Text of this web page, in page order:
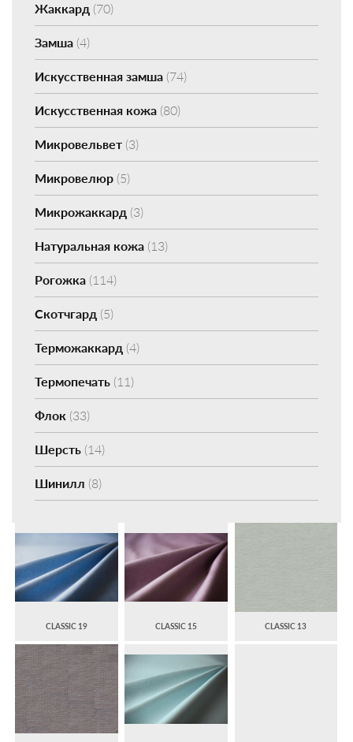
Жаккард (70)
Замша (4)
Искусственная замша (74)
Искусственная кожа (80)
Микровельвет (3)
Микровелюр (5)
Микрожаккард (3)
Натуральная кожа (13)
Рогожка (114)
Скотчгард (5)
Терможаккард (4)
Термопечать (11)
Флок (33)
Шерсть (14)
Шинилл (8)
CLASSIC 19 CLASSIC 15 CLASSIC 13